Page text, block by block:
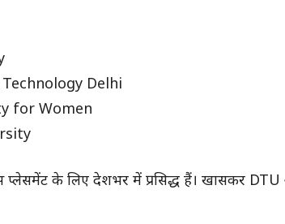
Delhi
for Women
प्लेसमेंट के लिए देशभर में प्रसिद्ध हैं। खासकर